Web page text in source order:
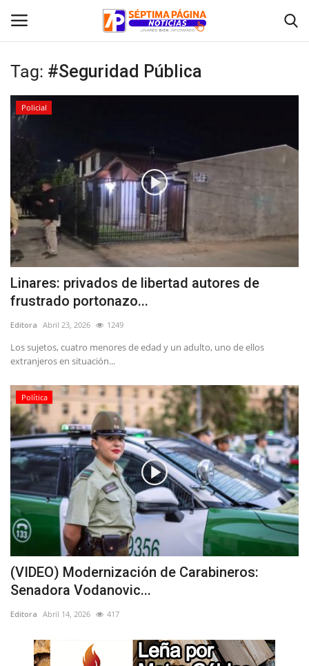
Inicio
Crónica
Policial
Tribunales
Deporte
Política
Espectáculos
Tag: #Seguridad Pública
Policial
Linares: privados de libertad autores de
frustrado portonazo...
Editora Abril 23, 2026 1249
Los sujetos, cuatro menores de edad y un adulto, uno de ellos
extranjeros en situación...
Política
(VIDEO) Modernización de Carabineros:
Senadora Vodanovic...
Editora Abril 14, 2026 417